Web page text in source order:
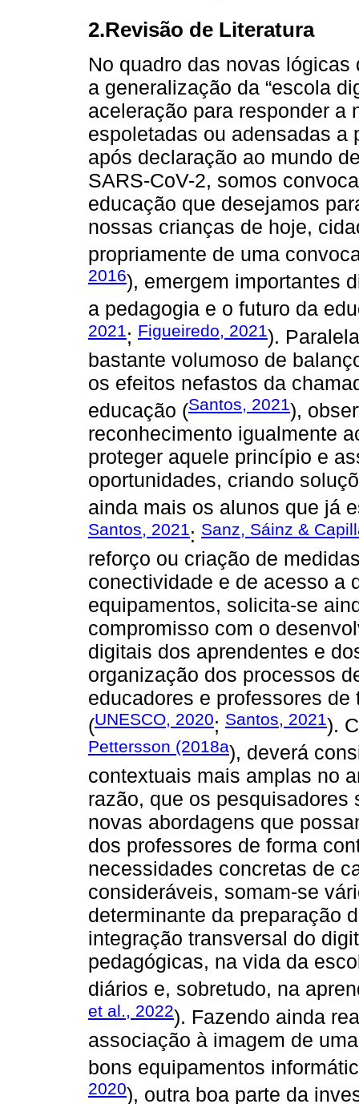
2.Revisão de Literatura
No quadro das novas
a generalização da “escola
aceleração para responder a
espoletadas ou adensadas a
após declaração ao mundo
SARS-CoV-2, somos
educação que desejamos
nossas crianças de hoje,
propriamente de uma
2016), emergem importantes
a pedagogia e o futuro da
2021 ; Figueiredo, 2021).
bastante volumoso de
os efeitos nefastos da
educação (Santos, 2021),
reconhecimento igualmente
proteger aquele princípio e
oportunidades, criando
ainda mais os alunos que já
Santos, 2021 : Sanz, Sáinz &
reforço ou criação de
conectividade e de acesso a
equipamentos, solicita-se
compromisso com o
digitais dos aprendentes e
organização dos processos
educadores e professores
(UNESCO, 2020; Santos, 2021).
Pettersson (2018a), deverá
contextuais mais amplas no
razão, que os
novas abordagens que
dos professores de forma
necessidades concretas de
consideráveis, somam-se
determinante da preparação
integração transversal do
pedagógicas, na vida da
diários e, sobretudo, na
et al., 2022). Fazendo ainda
associação à imagem de
bons equipamentos
2020), outra boa parte da